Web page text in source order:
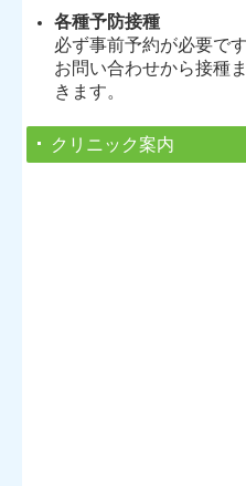
クリニック案内
各種予防接種
必ず事前予約が必要です
お問い合わせから接種
きます。